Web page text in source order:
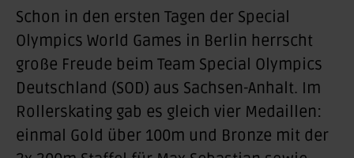
Schon in den ersten Tagen der Special
Olympics World Games in Berlin herrscht
große Freude beim Team Special Olympics
Deutschland (SOD) aus Sachsen-Anhalt. Im
Rollerskating gab es gleich vier Medaillen:
einmal Gold über 100m und Bronze mit der